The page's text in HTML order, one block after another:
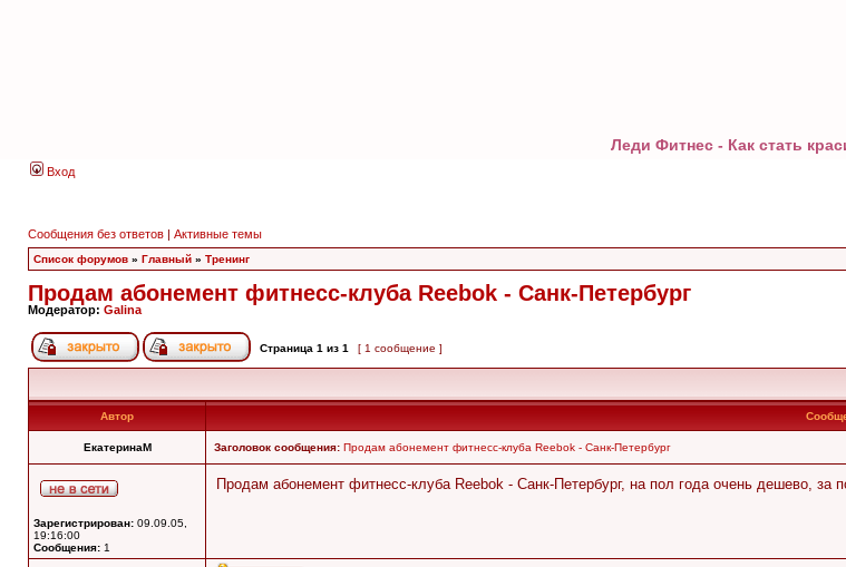
Леди Фитнес - Как стать
Вход
Сообщения без ответов | Активные темы
Список форумов » Главный » Тренинг
Продам абонемент фитнесс-клуба Reebok - Санк-Петербург
Модератор: Galina
Страница 1 из 1 [ 1 сообщение ]
Автор
ЕкатеринаМ Заголовок сообщения: Продам абонемент фитнесс-клуба Reebok - Санк-Петербург
Зарегистрирован: 09.09.05,
19:16:00
Сообщения: 1
Продам абонемент фитнесс-клуба Reebok - Санк-Петербург, на пол года очень дешево, за